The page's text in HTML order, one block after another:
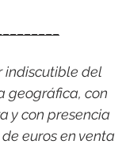
indiscutible del
geográfica, con
y con presencia
euros en venta